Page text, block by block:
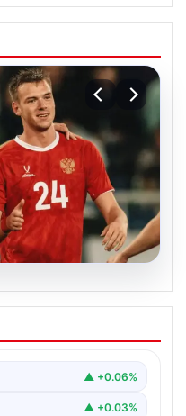
adı Galatasaray ile…
▲ +0.06%
▲ +0.03%